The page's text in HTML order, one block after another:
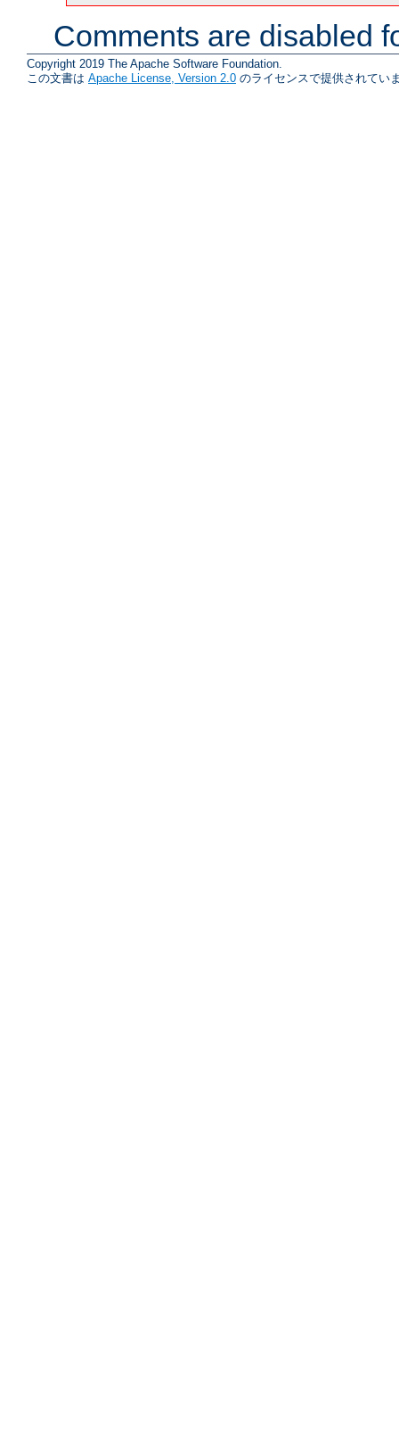
Comments are disabled
Copyright 2019 The Apache Software Foundation.
この文書は Apache License, Version 2.0 のライセンスで提供されてい